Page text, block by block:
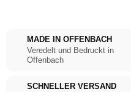
MADE IN OFFENBACH
Veredelt und Bedruckt in
Offenbach
SCHNELLER VERSAND